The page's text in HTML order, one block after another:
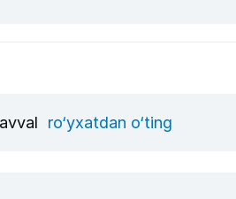
ro‘yxatdan o‘ting